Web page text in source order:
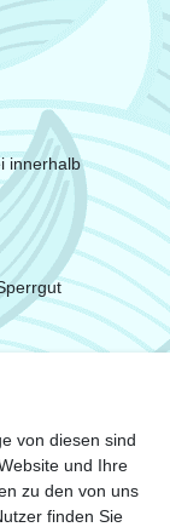
innerhalb
von diesen sind
und Ihre
zu den von uns
finden Sie